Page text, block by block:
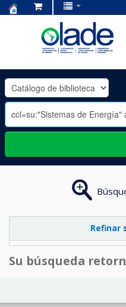
OLADE
-
Refinar
Su búsqueda